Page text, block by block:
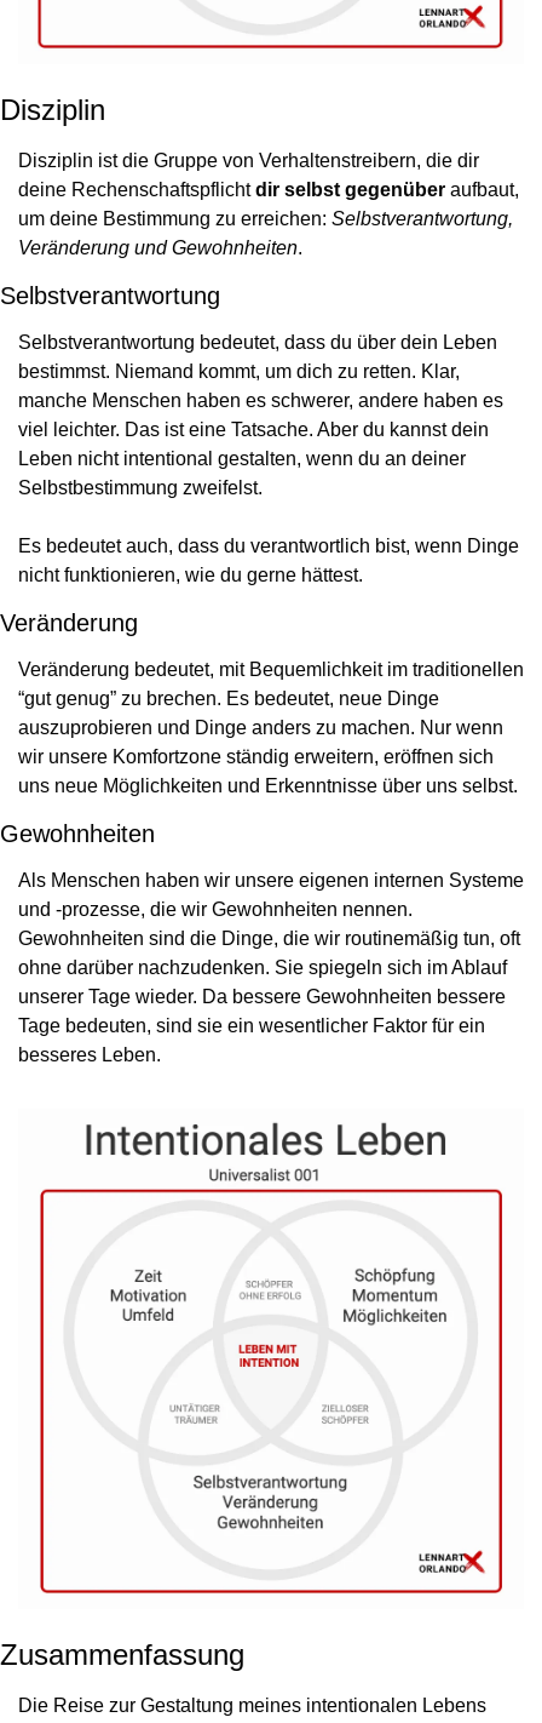
Disziplin
Disziplin ist die Gruppe von Verhaltenstreibern, die dir
deine Rechenschaftspflicht dir selbst gegenüber aufbaut,
um deine Bestimmung zu erreichen: Selbstverantwortung,
Veränderung und Gewohnheiten.
Selbstverantwortung
Selbstverantwortung bedeutet, dass du über dein Leben
bestimmst. Niemand kommt, um dich zu retten. Klar,
manche Menschen haben es schwerer, andere haben es
viel leichter. Das ist eine Tatsache. Aber du kannst dein
Leben nicht intentional gestalten, wenn du an deiner
Selbstbestimmung zweifelst.
Es bedeutet auch, dass du verantwortlich bist, wenn Dinge
nicht funktionieren, wie du gerne hättest.
Veränderung
Veränderung bedeutet, mit Bequemlichkeit im traditionellen
“gut genug” zu brechen. Es bedeutet, neue Dinge
auszuprobieren und Dinge anders zu machen. Nur wenn
wir unsere Komfortzone ständig erweitern, eröffnen sich
uns neue Möglichkeiten und Erkenntnisse über uns selbst.
Gewohnheiten
Als Menschen haben wir unsere eigenen internen Systeme
und -prozesse, die wir Gewohnheiten nennen.
Gewohnheiten sind die Dinge, die wir routinemäßig tun, oft
ohne darüber nachzudenken. Sie spiegeln sich im Ablauf
unserer Tage wieder. Da bessere Gewohnheiten bessere
Tage bedeuten, sind sie ein wesentlicher Faktor für ein
besseres Leben.
Zusammenfassung
Die Reise zur Gestaltung meines intentionalen Lebens